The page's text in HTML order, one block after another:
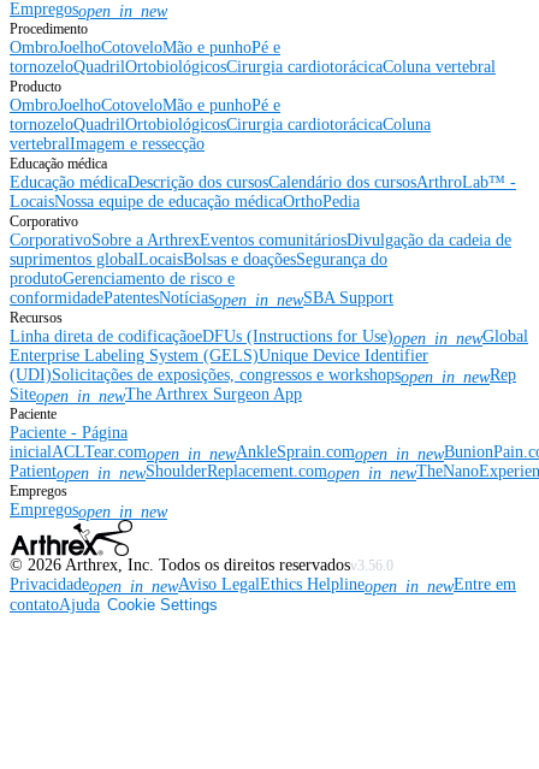
Empregosopen_in_new
Procedimento
OmbroJoelhoCotoveloMão e punhoPé e
tornozeloQuadrilOrtobiológicosCirurgia cardiotorácicaColuna vertebral
Producto
OmbroJoelhoCotoveloMão e punhoPé e
tornozeloQuadrilOrtobiológicosCirurgia cardiotorácicaColuna
vertebralImagem e ressecção
Educação médica
Educação médicaDescrição dos cursosCalendário dos cursosArthroLab™ -
LocaisNossa equipe de educação médicaOrthoPedia
Corporativo
CorporativoSobre a ArthrexEventos comunitáriosDivulgação da cadeia de
suprimentos globalLocaisBolsas e doaçõesSegurança do
produtoGerenciamento de risco e
conformidadePatentesNotíciasopen_in_newSBA Support
Recursos
Linha direta de codificaçãoeDFUs (Instructions for Use)open_in_newGlobal
Enterprise Labeling System (GELS)Unique Device Identifier
(UDI)Solicitações de exposições, congressos e workshopsopen_in_newRep
Siteopen_in_newThe Arthrex Surgeon App
Paciente
Paciente - Página
inicialACLTear.comopen_in_newAnkleSprain.comopen_in_new
Patientopen_in_newShoulderReplacement.comopen_in_new
Empregos
Empregosopen_in_new
© 2026 Arthrex, Inc. Todos os direitos reservadosv3.56.0
Privacidadeopen_in_newAviso LegalEthics Helplineopen_in_newEntre em
contatoAjuda Cookie Settings